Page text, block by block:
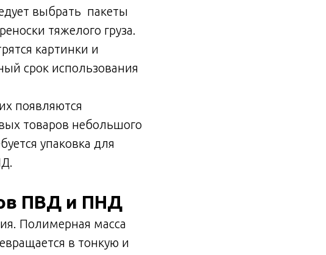
выбрать пакеты
тяжелого груза.
картинки и
срок использования
появляются
товаров небольшого
упаковка для
ПВД и ПНД
Полимерная масса
в тонкую и